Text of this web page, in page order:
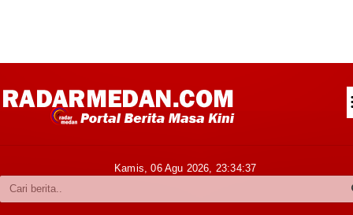
Kabupaten Karo
Kamis, 06 Agu 2026, 23:34:39